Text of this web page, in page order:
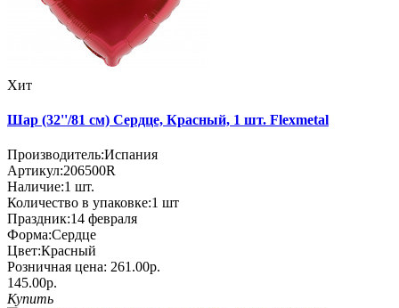
Хит
Шар (32''/81 см) Сердце, Красный, 1 шт. Flexmetal
Производитель:Испания
Артикул:206500R
Наличие:1 шт.
Количество в упаковке:1 шт
Праздник:14 февраля
Форма:Сердце
Цвет:Красный
Розничная цена: 261.00р.
145.00р.
Купить